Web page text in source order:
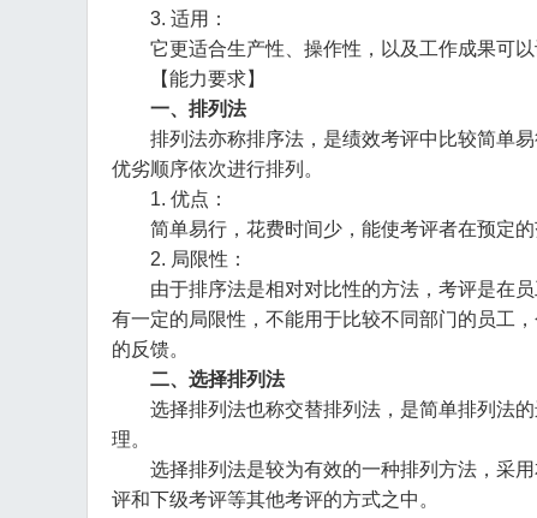
3. 适用：
它更适合生产性、操作性，以及工作成果可以
【能力要求】
一、排列法
排列法亦称排序法，是绩效考评中比较简单易
优劣顺序依次进行排列。
1. 优点：
简单易行，花费时间少，能使考评者在预定的
2. 局限性：
由于排序法是相对对比性的方法，考评是在员
有一定的局限性，不能用于比较不同部门的员工
的反馈。
二、选择排列法
选择排列法也称交替排列法，是简单排列法的
理。
选择排列法是较为有效的一种排列方法，采用
评和下级考评等其他考评的方式之中。